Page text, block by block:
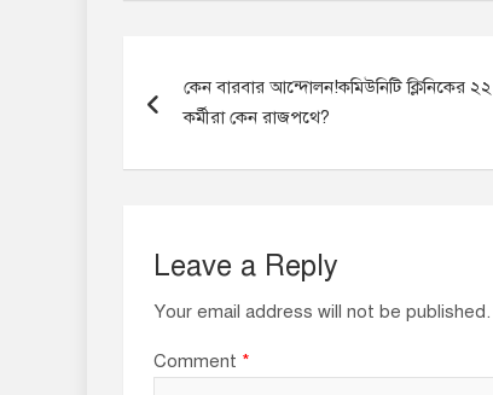
s
কেন বারবার আন্দোলন!কমিউনিটি ক্লিনিকের ২২
কর্মীরা কেন রাজপথে?
Leave a Reply
Your email address will not be published.
Comment *